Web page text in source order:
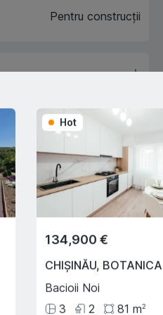
Pentru construcții
în
Deplasarea cu transportul
Hot
134,900 €
CHIȘINĂU, BOTANICA
Bacioii Noi
3
2 81 m2